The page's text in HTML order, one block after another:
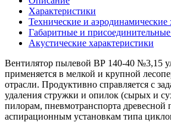
Характеристики
Технические и аэродинамические
Габаритные и
Акустические характеристики
Вентилятор пылевой ВР 140-40 №3,15
применяется в мелкой и крупной
отрасли. Продуктивно справляется с
удаления стружки и опилок (сырых и
пилорам, пневмотранспорта древесной
аспирационным установкам типа